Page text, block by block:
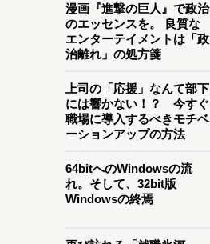
漫画『進撃の巨人』で政治
のエッセンスを。 良質な
エンターテイメントは「政
治離れ」の処方箋
上司の「応援」なんて部下
には響かない！？ 今すぐ
職場に導入するべきモチベ
ーションアップの方法
64bitへのWindowsの流
れ。そして、32bit版
Windowsの終焉